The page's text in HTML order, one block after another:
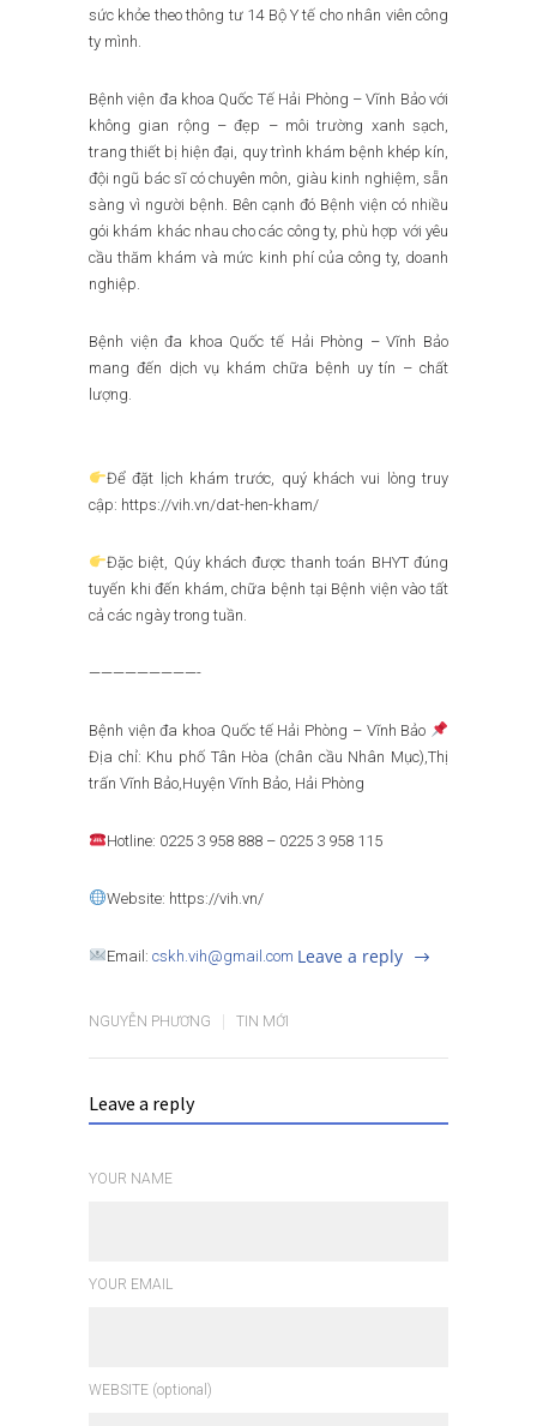
sức khỏe theo thông tư 14 Bộ Y tế cho nhân viên công
ty mình.
Bệnh viện đa khoa Quốc Tế Hải Phòng – Vĩnh Bảo với
không gian rộng – đẹp – môi trường xanh sạch,
trang thiết bị hiện đại, quy trình khám bệnh khép kín,
đội ngũ bác sĩ có chuyên môn, giàu kinh nghiệm, sẵn
sàng vì người bệnh. Bên cạnh đó Bệnh viện có nhiều
gói khám khác nhau cho các công ty, phù hợp với yêu
cầu thăm khám và mức kinh phí của công ty, doanh
nghiệp.
Bệnh viện đa khoa Quốc tế Hải Phòng – Vĩnh Bảo
mang đến dịch vụ khám chữa bệnh uy tín – chất
lượng.
Để đặt lịch khám trước, quý khách vui lòng truy
cập: https://vih.vn/dat-hen-kham/
Đặc biệt, Qúy khách được thanh toán BHYT đúng
tuyến khi đến khám, chữa bệnh tại Bệnh viện vào tất
cả các ngày trong tuần.
—————————-
Bệnh viện đa khoa Quốc tế Hải Phòng – Vĩnh Bảo
Địa chỉ: Khu phố Tân Hòa (chân cầu Nhân Mục),Thị
trấn Vĩnh Bảo,Huyện Vĩnh Bảo, Hải Phòng
Hotline: 0225 3 958 888 – 0225 3 958 115
Website: https://vih.vn/
Email: cskh.vih@gmail.com Leave a reply
NGUYỄN PHƯƠNG TIN MỚI
Leave a reply
YOUR NAME
YOUR EMAIL
WEBSITE (optional)